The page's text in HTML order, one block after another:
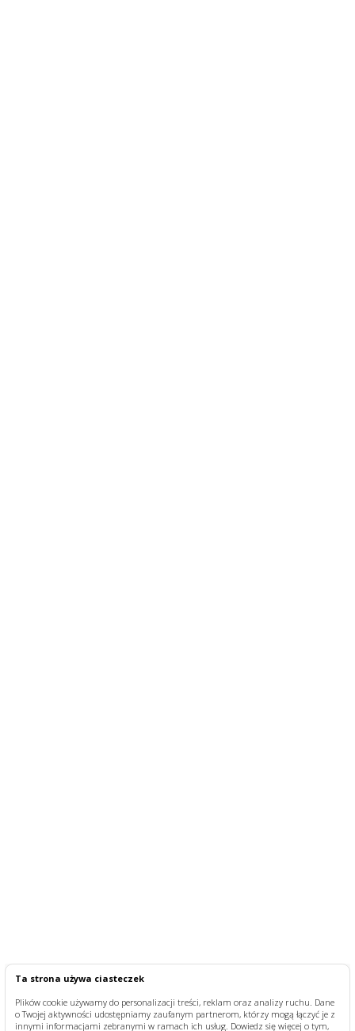
Ta strona używa ciasteczek
Plików cookie używamy do personalizacji treści, reklam oraz analizy ruchu. Dane
o Twojej aktywności udostępniamy zaufanym partnerom, którzy mogą łączyć je z
innymi informacjami zebranymi w ramach ich usług. Dowiedz się więcej o tym,